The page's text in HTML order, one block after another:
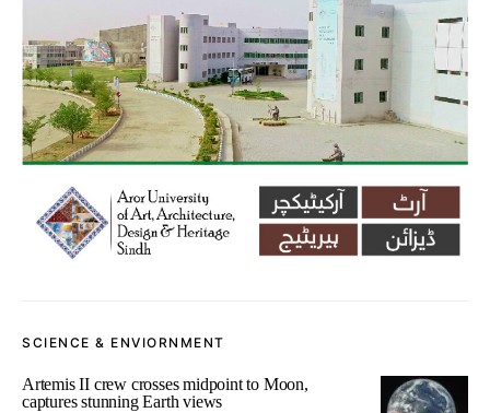
SCIENCE & ENVIORNMENT
Artemis II crew crosses midpoint to Moon,
captures stunning Earth views